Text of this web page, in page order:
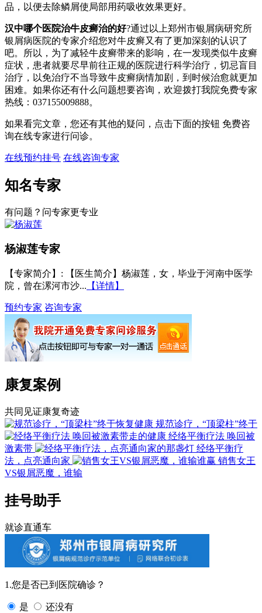
品，以便去除鳞屑使局部用药吸收效果更好。
汉中哪个医院治牛皮癣治的好?通过以上郑州市银屑病研究所
银屑病医院的专家介绍您对牛皮癣又有了更加深刻的认识了
吧。所以，为了减轻牛皮癣带来的影响，在一发现类似牛皮癣
症状，患者就要尽早前往正规的医院进行科学治疗，切忌盲目
治疗，以免治疗不当导致牛皮癣病情加剧，到时候治愈就更加
困难。如果你还有什么问题想要咨询，欢迎拨打我院免费专家
热线：037155009888。
如果看完文章，您还有其他的疑问，点击下面的按钮 免费咨
询在线专家进行问诊。
在线预约挂号 在线咨询专家
知名专家
有问题？问专家更专业
杨淑莲专家
【专家简介】 : 【医生简介】杨淑莲，女，毕业于河南中医学
院，曾在漯河市沙... 【详情】
预约专家 咨询专家
康复案例
共同见证康复奇迹
规范诊疗，“顶梁柱”终于
经络平衡疗法 唤回被
激素带
经络平衡疗
法，点亮通向家
销售女王
VS银屑恶魔，谁输
挂号助手
就诊直通车
1.您是否已到医院确诊？
是 还没有